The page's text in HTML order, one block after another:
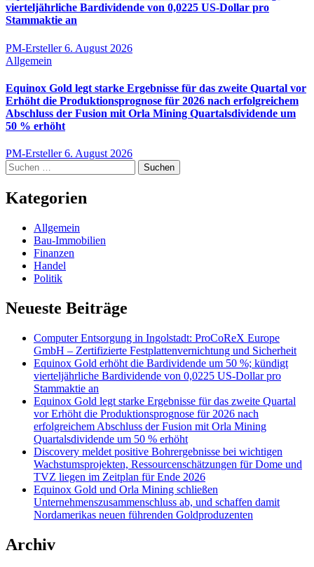
vierteljährliche Bardividende von 0,0225 US-Dollar pro
Stammaktie an
PM-Ersteller6. August 2026
Allgemein
Equinox Gold legt starke Ergebnisse für das zweite Quartal vor
Erhöht die Produktionsprognose für 2026 nach erfolgreichem
Abschluss der Fusion mit Orla Mining Quartalsdividende um
50 % erhöht
PM-Ersteller6. August 2026
Suchen
nach:
Kategorien
Allgemein
Bau-Immobilien
Finanzen
Handel
Politik
Neueste Beiträge
Computer Entsorgung in Ingolstadt: ProCoReX Europe
GmbH – Zertifizierte Festplattenvernichtung und Sicherheit
Equinox Gold erhöht die Bardividende um 50 %; kündigt
vierteljährliche Bardividende von 0,0225 US-Dollar pro
Stammaktie an
Equinox Gold legt starke Ergebnisse für das zweite Quartal
vor Erhöht die Produktionsprognose für 2026 nach
erfolgreichem Abschluss der Fusion mit Orla Mining
Quartalsdividende um 50 % erhöht
Discovery meldet positive Bohrergebnisse bei wichtigen
Wachstumsprojekten, Ressourcenschätzungen für Dome und
TVZ liegen im Zeitplan für Ende 2026
Equinox Gold und Orla Mining schließen
Unternehmenszusammenschluss ab, und schaffen damit
Nordamerikas neuen führenden Goldproduzenten
Archiv